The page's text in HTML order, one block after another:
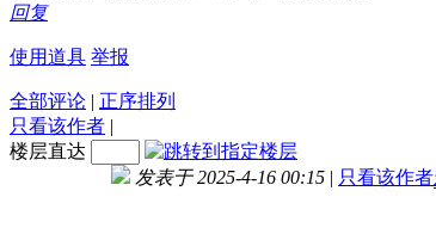
回复
使用道具 举报
全部评论 | 正序排列
只看该作者 |
楼层直达
发表于 2025-4-16 00:15 | 只看该作者